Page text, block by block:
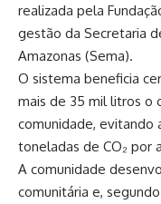
realizada pela
gestão da Secretaria
Amazonas (Sema).
O sistema beneficia
mais de 35 mil litros o
comunidade, evitando
toneladas de CO₂ por
A comunidade
comunitária e,